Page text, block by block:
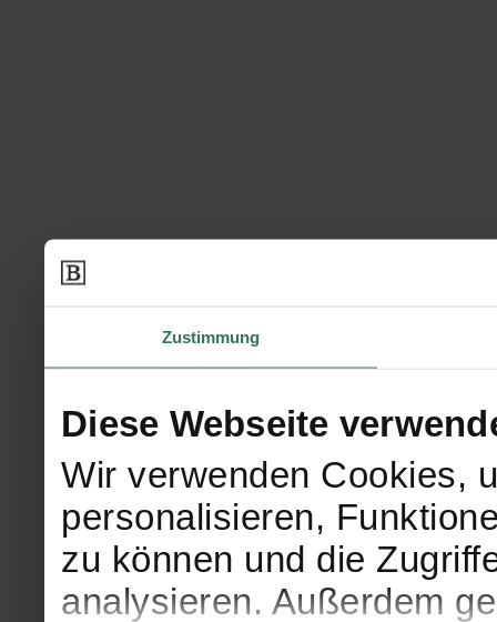
Zustimmung
Diese Webseite
Wir verwenden Cookies,
personalisieren,
zu können und die
analysieren. Außerdem